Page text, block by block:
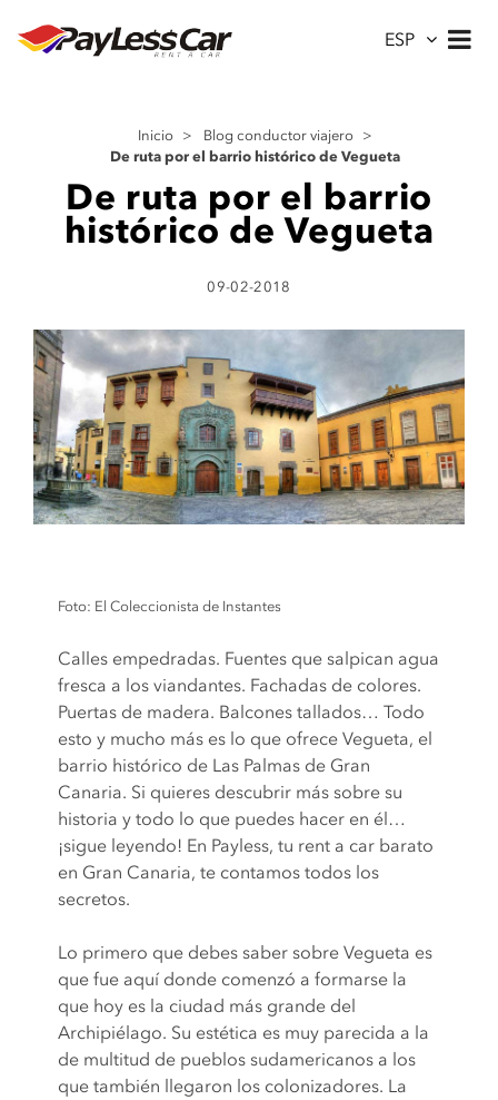
ESP
Inicio > Blog conductor viajero >
De ruta por el barrio histórico de Vegueta
De ruta por el barrio
histórico de Vegueta
09-02-2018
Foto: El Coleccionista de Instantes
Calles empedradas. Fuentes que salpican agua
fresca a los viandantes. Fachadas de colores.
Puertas de madera. Balcones tallados… Todo
esto y mucho más es lo que ofrece Vegueta, el
barrio histórico de Las Palmas de Gran
Canaria. Si quieres descubrir más sobre su
historia y todo lo que puedes hacer en él…
¡sigue leyendo! En Payless, tu rent a car barato
en Gran Canaria, te contamos todos los
secretos.
Lo primero que debes saber sobre Vegueta es
que fue aquí donde comenzó a formarse la
que hoy es la ciudad más grande del
Archipiélago. Su estética es muy parecida a la
de multitud de pueblos sudamericanos a los
que también llegaron los colonizadores. La